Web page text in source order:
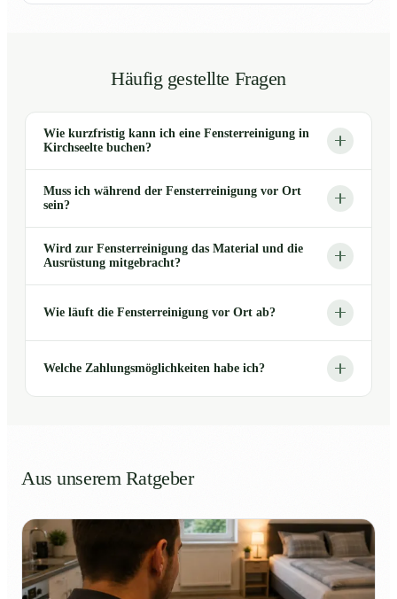
Häufig gestellte Fragen
Wie kurzfristig kann ich eine Fensterreinigung in
Kirchseelte buchen?
Muss ich während der Fensterreinigung vor Ort
sein?
Wird zur Fensterreinigung das Material und die
Ausrüstung mitgebracht?
Wie läuft die Fensterreinigung vor Ort ab?
Welche Zahlungsmöglichkeiten habe ich?
Aus unserem Ratgeber